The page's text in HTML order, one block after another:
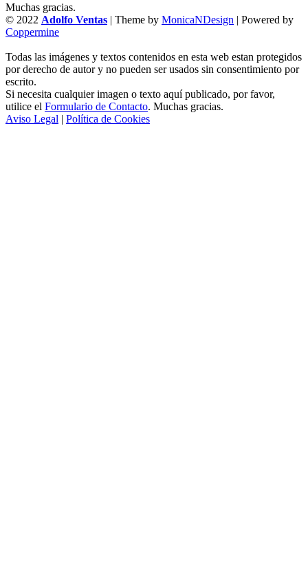
Muchas gracias.
© 2022 Adolfo Ventas | Theme by MonicaNDesign | Powered by
Coppermine
Todas las imágenes y textos contenidos en esta web estan protegidos
por derecho de autor y no pueden ser usados sin consentimiento por
escrito.
Si necesita cualquier imagen o texto aquí publicado, por favor,
utilice el Formulario de Contacto. Muchas gracias.
Aviso Legal | Política de Cookies